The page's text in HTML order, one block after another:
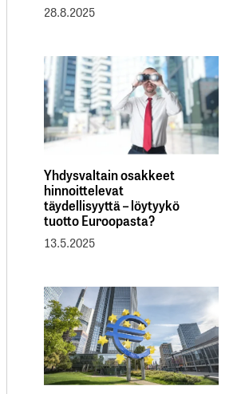
28.8.2025
Yhdysvaltain osakkeet
hinnoittelevat
täydellisyyttä – löytyykö
tuotto Euroopasta?
13.5.2025